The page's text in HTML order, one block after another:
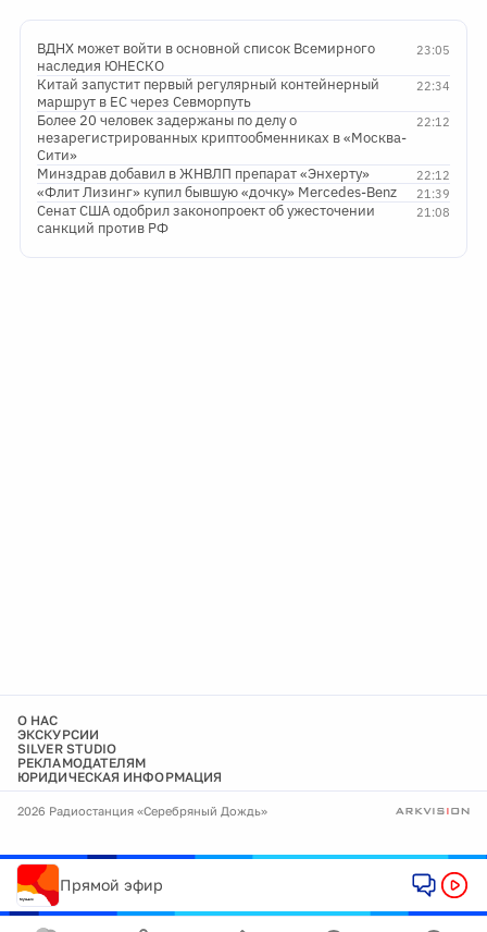
23:05
ВДНХ может войти в основной список Всемирного
наследия ЮНЕСКО
22:34
Китай запустит первый регулярный контейнерный
маршрут в ЕС через Севморпуть
22:12
Более 20 человек задержаны по делу о
незарегистрированных криптообменниках в «Москва-
Сити»
22:12
Минздрав добавил в ЖНВЛП препарат «Энхерту»
21:39
«Флит Лизинг» купил бывшую «дочку» Mercedes-Benz
21:08
Сенат США одобрил законопроект об ужесточении
санкций против РФ
О НАС
ЭКСКУРСИИ
SILVER STUDIO
РЕКЛАМОДАТЕЛЯМ
ЮРИДИЧЕСКАЯ ИНФОРМАЦИЯ
2026 Радиостанция «Серебряный Дождь»
Прямой эфир